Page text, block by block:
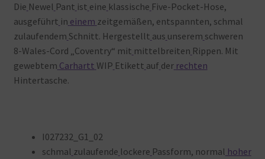
Die Newel Pant ist eine klassische Five-Pocket-Hose,
ausgeführt in einem zeitgemäßen, entspannten, schmal
zulaufendem Schnitt. Hergestellt aus unserem schweren
8-Wales-Cord „Coventry“ mit mittelbreiten Rippen. Mit
gewebtem Carhartt WIP Etikett auf der rechten
Hintertasche.
I027232_G1_02
schmal zulaufende lockere Passform, normal hoher